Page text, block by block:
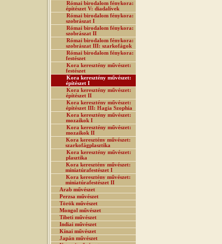
Római birodalom fénykora:
építészet V: diadalívek
Római birodalom fénykora:
szobrászat I
Római birodalom fénykora:
szobrászat II
Római birodalom fénykora:
szobrászat III: szarkofágok
Római birodalom fénykora:
festészet
Kora keresztény művészet:
festészet
Kora keresztény művészet:
építészet I
Kora keresztény művészet:
építészet II
Kora keresztény művészet:
építészet III: Hagia Szophia
Kora keresztény művészet:
mozaikok I
Kora keresztény művészet:
mozaikok II
Kora keresztény művészet:
szarkofágplasztika
Kora keresztény művészet:
plasztika
Kora keresztény művészet:
miniatúrafestészet I
Kora keresztény művészet:
miniatúrafestészet II
Arab művészet
Perzsa művészet
Török művészet
Mongol művészet
Tibeti művészet
Indiai művészet
Kínai művészet
Japán művészet